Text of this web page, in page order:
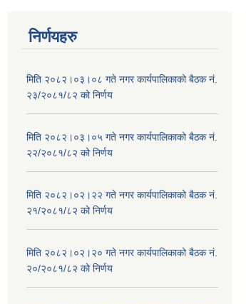
निर्णयहरु
मिति २०८२।०३।०८ गते नगर कार्यपालिकाको बैठक नं.
२३/२०८१/८२ को निर्णय
मिति २०८२।०३।०५ गते नगर कार्यपालिकाको बैठक नं.
२२/२०८१/८२ को निर्णय
मिति २०८२।०२।२२ गते नगर कार्यपालिकाको बैठक नं.
२१/२०८१/८२ को निर्णय
मिति २०८२।०२।२० गते नगर कार्यपालिकाको बैठक नं.
२०/२०८१/८२ को निर्णय